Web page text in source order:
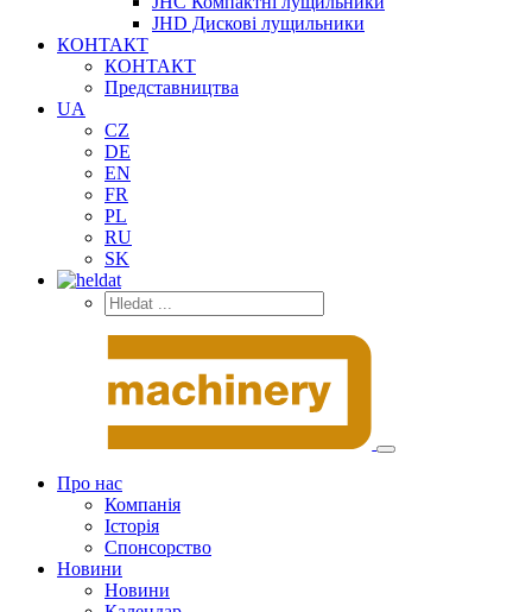
JHD Дискові лущильники
КОНТАКТ
КОНТАКТ
Представництва
UA
CZ
DE
EN
FR
PL
RU
SK
Про нас
Компанія
Історія
Спонсорство
Новини
Новини